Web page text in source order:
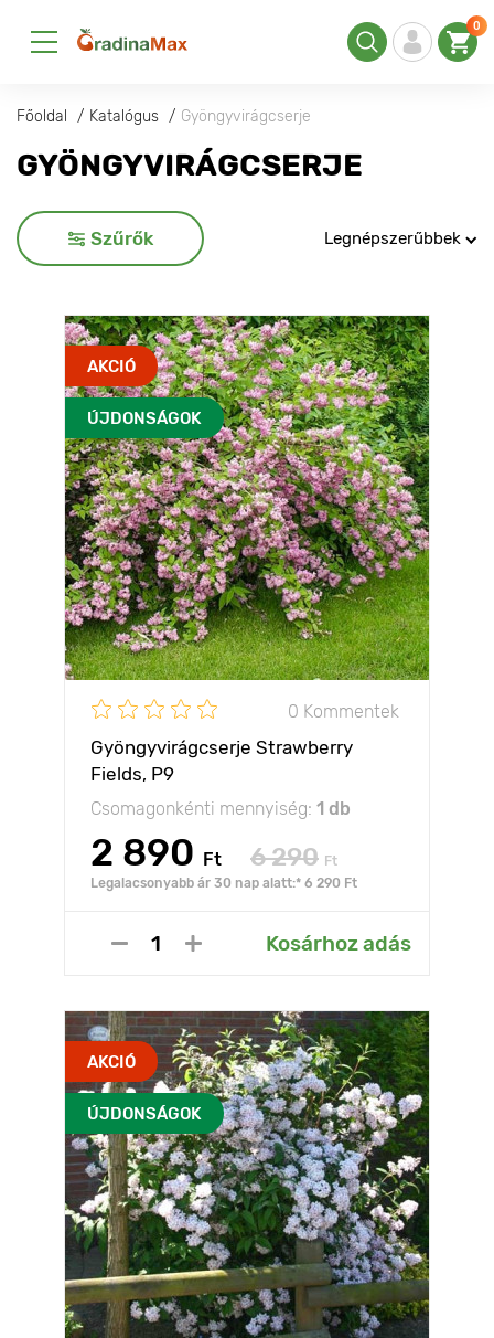
0
Főoldal Katalógus Gyöngyvirágcserje
GYÖNGYVIRÁGCSERJE
Szűrők Legnépszerűbbek
AKCIÓ
ÚJDONSÁGOK
0 Kommentek
Gyöngyvirágcserje Strawberry
Fields, P9
Csomagonkénti mennyiség: 1 db
2 890 Ft 6 290 Ft
Legalacsonyabb ár 30 nap alatt:* 6 290 Ft
Kosárhoz adás
AKCIÓ
ÚJDONSÁGOK